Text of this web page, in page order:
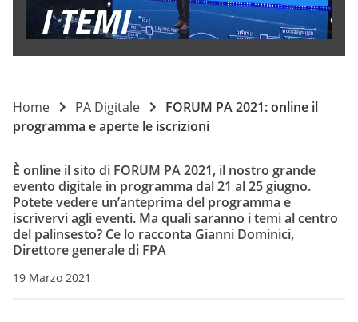
Home PA Digitale
FORUM PA 2021: online il
programma e aperte le iscrizioni
È online il sito di FORUM PA 2021, il nostro grande
evento digitale in programma dal 21 al 25 giugno.
Potete vedere un’anteprima del programma e
iscrivervi agli eventi. Ma quali saranno i temi al centro
del palinsesto? Ce lo racconta Gianni Dominici,
Direttore generale di FPA
19 Marzo 2021